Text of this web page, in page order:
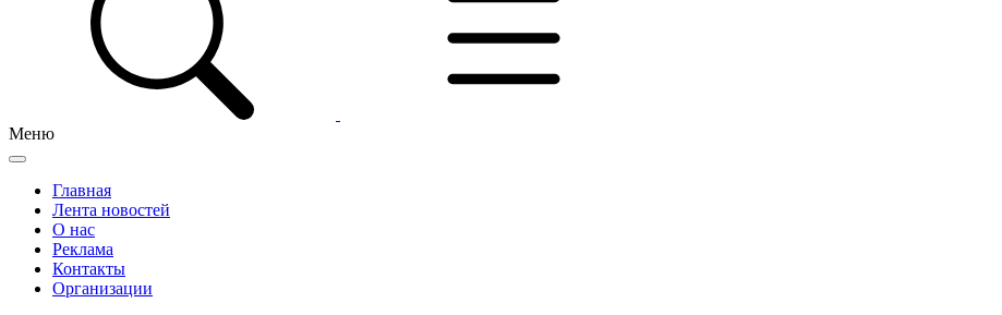
Меню
Главная
Лента новостей
О нас
Реклама
Контакты
Организации